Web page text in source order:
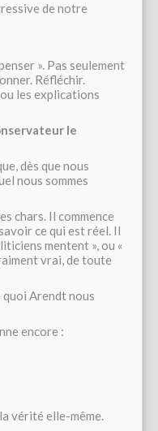
de notre
». Pas seulement
Réfléchir.
les explications
le
dès que nous
nous sommes
chars. Il commence
ce qui est réel. Il
mentent », ou «
vrai, de toute
Arendt nous
encore :
vérité elle-même.